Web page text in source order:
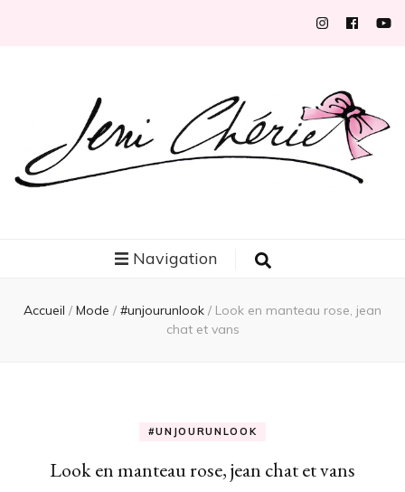
Navigation
Accueil / Mode / #unjourunlook / Look en manteau rose, jean
chat et vans
#UNJOURUNLOOK
Look en manteau rose, jean chat et vans